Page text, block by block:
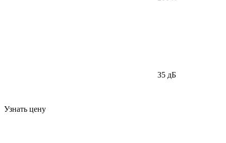
35 дБ
Узнать цену